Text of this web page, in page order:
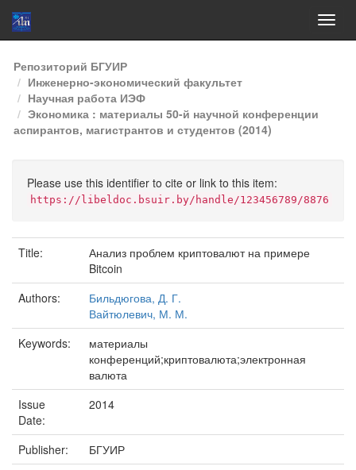
Skip
navigation
Репозиторий БГУИР
Инженерно-экономический факультет
Научная работа ИЭФ
Экономика : материалы 50-й научной конференции
аспирантов, магистрантов и студентов (2014)
Please use this identifier to cite or link to this item:
https://libeldoc.bsuir.by/handle/123456789/8876
Title:
Анализ проблем криптовалют на примере
Bitcoin
Authors:
Бильдюгова, Д. Г.
Вайтюлевич, М. М.
Keywords:
материалы
конференций;криптовалюта;электронная
валюта
Issue
Date:
2014
Publisher:
БГУИР